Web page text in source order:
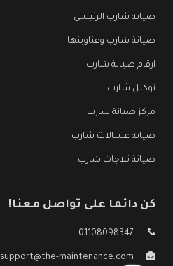
صيانة شارب الرئيسي
صيانة شارب وعناوينها
ارقام صيانة شارب
توكيل شارب
مركز صيانة شارب
صيانة غسالات شارب
صيانة ثلاجات شارب
كن دائما على تواصل معنا!
01108098347
support@the-maintenance.com